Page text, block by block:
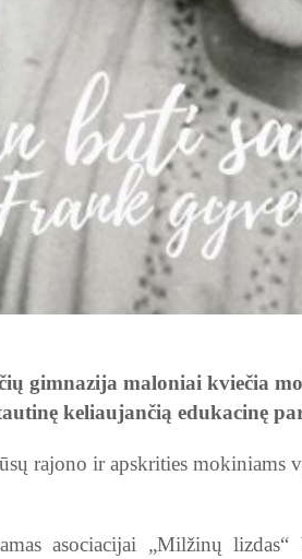
gimnazija maloniai kviečia
keliaujančią edukacinę
rajono ir apskrities mokiniams
asociacijai „Milžinų lizdas“